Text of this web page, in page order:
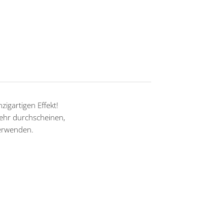
Effekt!
durchscheinen,